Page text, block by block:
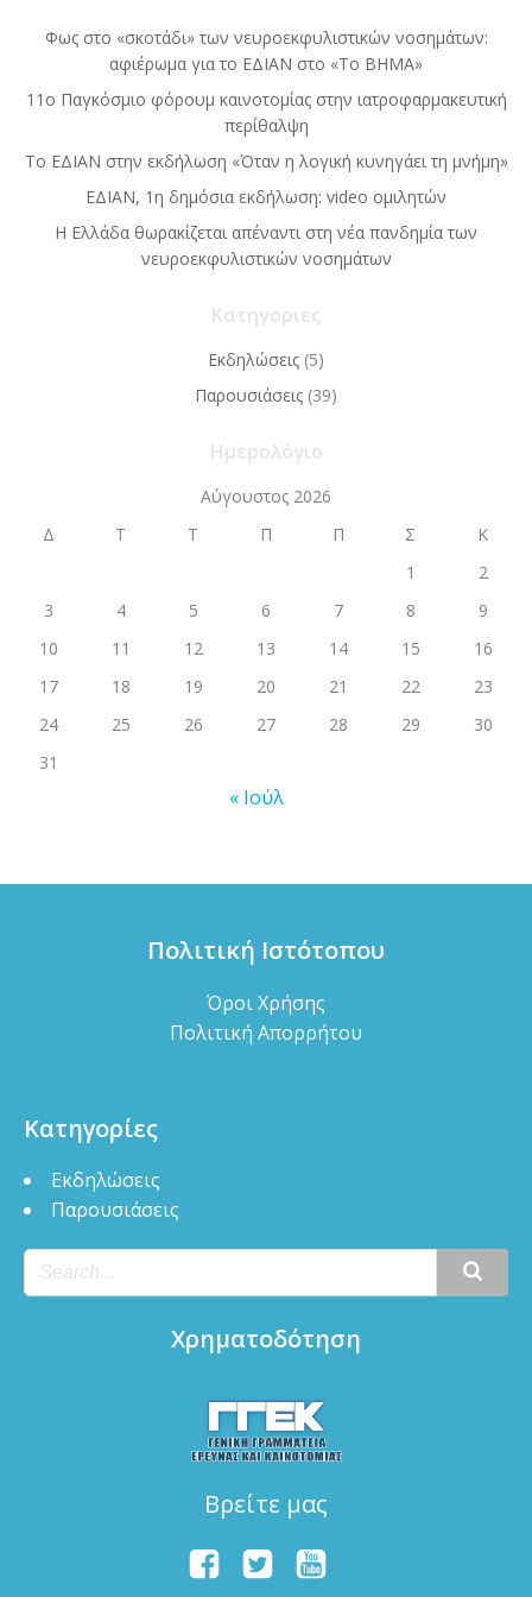
Φως στο «σκοτάδι» των νευροεκφυλιστικών νοσημάτων:
αφιέρωμα για το ΕΔΙΑΝ στο «Το BΗΜΑ»
11ο Παγκόσμιο φόρουμ καινοτομίας στην ιατροφαρμακευτική
περίθαλψη
Το ΕΔΙΑΝ στην εκδήλωση «Όταν η λογική κυνηγάει τη μνήμη»
ΕΔΙΑΝ, 1η δημόσια εκδήλωση: video ομιλητών
Η Ελλάδα θωρακίζεται απέναντι στη νέα πανδημία των
νευροεκφυλιστικών νοσημάτων
Κατηγοριες
Εκδηλώσεις (5)
Παρουσιάσεις (39)
Ημερολόγιο
Αύγουστος 2026
Δ
Τ Τ Π Π Σ
Κ
1
2
3
4 5 6 7 8
9
10
11 12 13 14 15
16
17
18 19 20 21 22
23
24
25 26 27 28 29
30
31
« Ιούλ
Κατηγορίες
Εκδηλώσεις
Παρουσιάσεις
Χρηματοδότηση
Πολιτική Ιστότοπου
Όροι Χρήσης
Πολιτική Απορρήτου
Βρείτε μας